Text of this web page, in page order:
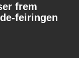
frem
feiringen